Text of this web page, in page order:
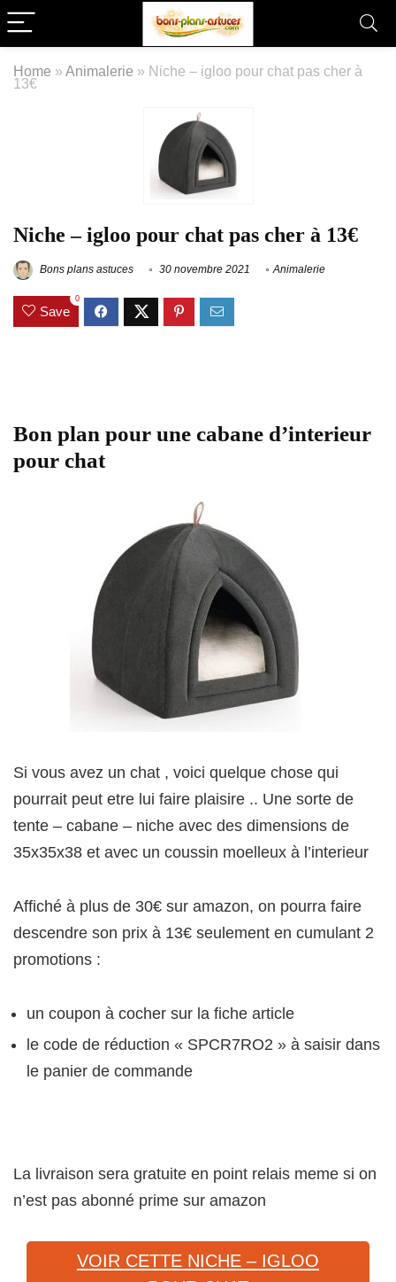
Home » Animalerie » Niche – igloo pour chat pas cher à
13€
Niche – igloo pour chat pas cher à 13€
Bons plans astuces 30 novembre 2021 Animalerie
Save
0
Bon plan pour une cabane d’interieur
pour chat
Si vous avez un chat , voici quelque chose qui
pourrait peut etre lui faire plaisire .. Une sorte de
tente – cabane – niche avec des dimensions de
35x35x38 et avec un coussin moelleux à l’interieur
Affiché à plus de 30€ sur amazon, on pourra faire
descendre son prix à 13€ seulement en cumulant 2
promotions :
un coupon à cocher sur la fiche article
le code de réduction « SPCR7RO2 » à saisir dans
le panier de commande
La livraison sera gratuite en point relais meme si on
n’est pas abonné prime sur amazon
VOIR CETTE NICHE – IGLOO